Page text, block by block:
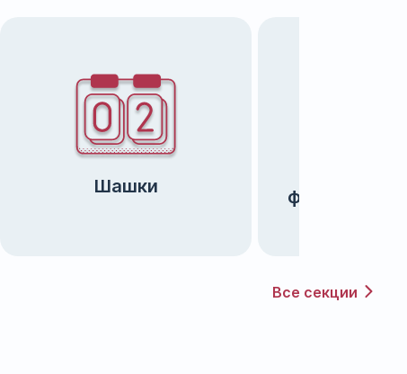
Шашки
физическая
Все секции